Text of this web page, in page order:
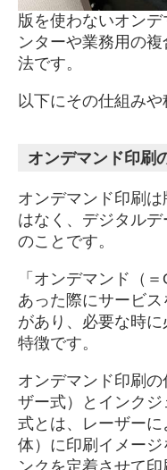
版を使わないオン
ンターや業務用の
法です。
以下にその仕組みや
オンデマンド印刷
オンデマンド印刷
はなく、デジタル
のことです。
「オンデマンド（
あった際にサービ
があり、必要な時
特徴です。
オンデマンド印刷
ザー式）とインク
式とは、レーザー
体）に印刷イメー